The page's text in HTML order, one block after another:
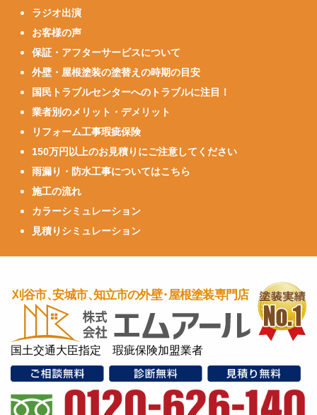
ラジオ出演
お客様の声
保証・アフターサービスについて
外壁・屋根塗装の塗替えの時期の目安
国民トラブルセンターへのトラブルに注目！
業者別のメリット・デメリット
リフォーム工事瑕疵保険
150万円以上のお見積りにご注意してください
雨漏り・防水工事についてはこちら
施工の流れ
カラーシミュレーション
見積りシミュレーション
国土交通大臣指定 瑕疵保険加盟業者